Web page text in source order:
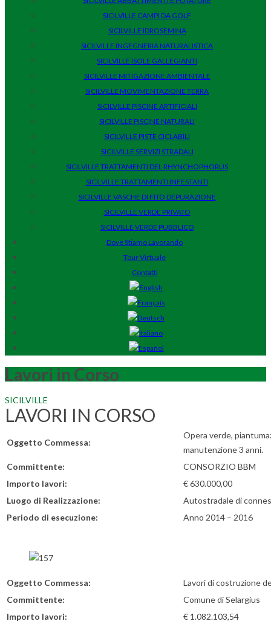
SICILVILLE CAMPI DA GOLF
SICILVILLE IDROSEMINA
SICILVILLE INGEGNERIA NATURALISTICA
SICILVILLE ISOLE GALLEGIANTI
SICILVILLE MITIGAZIONE AMBIENTALE
SICILVILLE MOVIMENTAZIONE TERRA
SICILVILLE PISCINE ARTIFICIALI
SICILVILLE PISCINE NATURALI
SICILVILLE PISTE CICLABILI
SICILVILLE SERVIZI STRADALI
SICILVILLE TRATTAMENTI DEL RHYNCHOPHORUS
SICILVILLE TRATTAMENTI INFESTANTI
SICILVILLE VASCHE DI FITO DEPURAZIONE
SICILVILLE VERDE PRIVATO
SICILVILLE VERDE PUBBLICO
Dove Stiamo Lavorando
Tour Virtuale
Contatti
Lavori in Corso
SICILVILLE
LAVORI IN CORSO
Oggetto Commessa:
Opera verde,
manutenzione 3 anni.
Committente:
CONSORZIO BBM
Importo lavori:
€ 630.000,00
Luogo di Realizzazione:
Autostradale di
Periodo di esecuzione:
Anno 2014 – 2016
Oggetto Commessa:
Lavori di costruzione
Committente:
Comune di Selargius
Importo lavori:
€ 1.082.103,54